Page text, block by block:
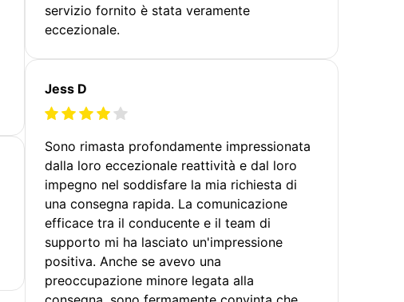
servizio fornito è stata veramente
eccezionale.
Jess D
Sono rimasta profondamente impressionata
dalla loro eccezionale reattività e dal loro
impegno nel soddisfare la mia richiesta di
una consegna rapida. La comunicazione
efficace tra il conducente e il team di
supporto mi ha lasciato un'impressione
positiva. Anche se avevo una
preoccupazione minore legata alla